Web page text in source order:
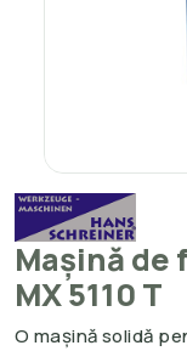
Mașină
MX 5110 T
O mașină solidă